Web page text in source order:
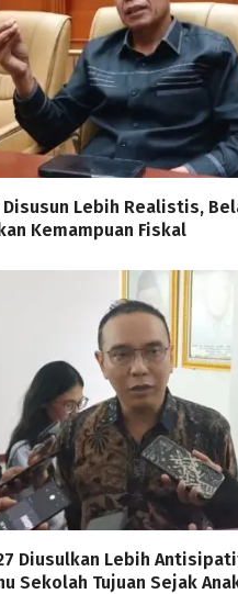
Disusun Lebih Realistis,
Kemampuan Fiskal
Diusulkan Lebih
Sekolah Tujuan Sejak